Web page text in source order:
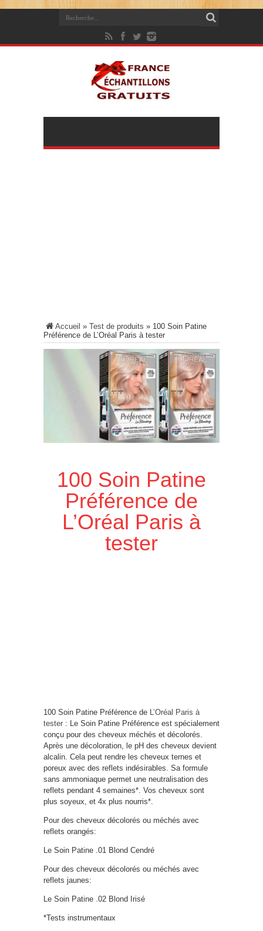
Accueil » Test de produits » 100 Soin Patine
Préférence de L’Oréal Paris à tester
100 Soin Patine
Préférence de
L’Oréal Paris à
tester
100 Soin Patine Préférence de L’Oréal Paris à
tester : Le Soin Patine Préférence est spécialement
conçu pour des cheveux méchés et décolorés.
Après une décoloration, le pH des cheveux devient
alcalin. Cela peut rendre les cheveux ternes et
poreux avec des reflets indésirables. Sa formule
sans ammoniaque permet une neutralisation des
reflets pendant 4 semaines*. Vos cheveux sont
plus soyeux, et 4x plus nourris*.
Pour des cheveux décolorés ou méchés avec
reflets orangés:
Le Soin Patine .01 Blond Cendré
Pour des cheveux décolorés ou méchés avec
reflets jaunes:
Le Soin Patine .02 Blond Irisé
*Tests instrumentaux